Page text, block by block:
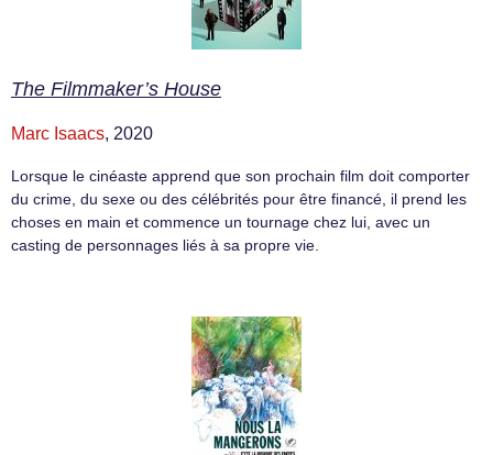
The Filmmaker’s House
Marc Isaacs, 2020
Lorsque le cinéaste apprend que son prochain film doit comporter
du crime, du sexe ou des célébrités pour être financé, il prend les
choses en main et commence un tournage chez lui, avec un
casting de personnages liés à sa propre vie.